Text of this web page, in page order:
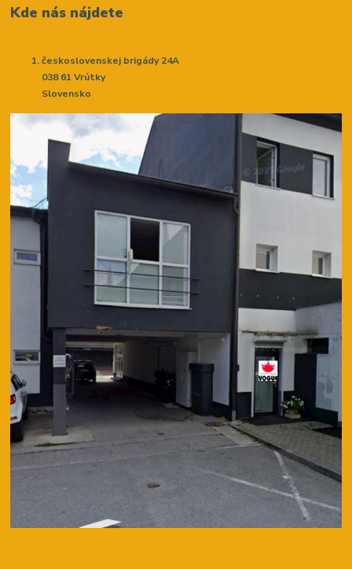
Kde nás nájdete
československej brigády 24A
038 61 Vrútky
Slovensko